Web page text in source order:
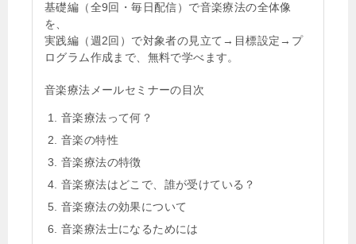
基礎編（全9回・毎日配信）で音楽療法の全体像
を、
実践編（週2回）で対象者の見立て→目標設定→プ
ログラム作成まで、無料で学べます。
音楽療法メールセミナーの目次
音楽療法って何？
音楽の特性
音楽療法の特徴
音楽療法はどこで、誰が受けている？
音楽療法の効果について
音楽療法士になるためには